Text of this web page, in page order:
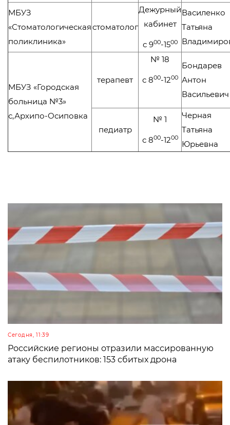
МБУЗ
«Стоматологическая
поликлиника»
стоматолог
Дежурный
кабинет
с 900-1500
Василенко
Татьяна
МБУЗ «Городская
больница №3»
с,Архипо-Осиповка
терапевт
№ 18
с 800-1200
Бондарев
Антон
Васильевич
педиатр
№ 1
с 800-1200
Черная
Татьяна
Юрьевна
Сегодня, 11:39
Российские регионы отразили массированную
атаку беспилотников: 153 сбитых дрона